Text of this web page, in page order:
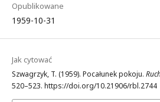
Opublikowane
1959-10-31
Jak cytować
Szwagrzyk, T. (1959). Pocałunek pokoju.
520–523. https://doi.org/10.21906/rbl.2744